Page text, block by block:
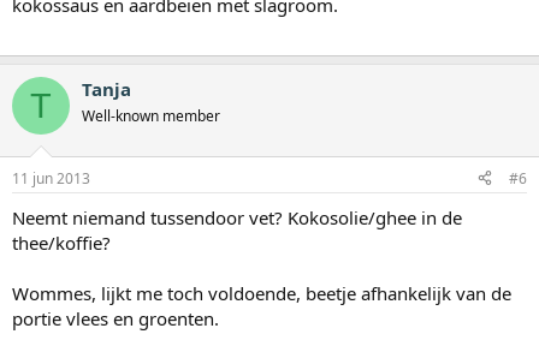
kokossaus en aardbeien met slagroom.
T Tanja
Well-known member
11 jun 2013 #6
Neemt niemand tussendoor vet? Kokosolie/ghee in de
thee/koffie?
Wommes, lijkt me toch voldoende, beetje afhankelijk van de
portie vlees en groenten.